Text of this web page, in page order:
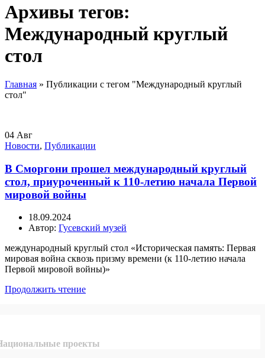
Архивы тегов:
Международный круглый
стол
Главная » Публикации с тегом "Международный круглый
стол"
04 Авг
Новости, Публикации
В Сморгони прошел международный круглый
стол, приуроченный к 110-летию начала Первой
мировой войны
18.09.2024
Автор: Гусевский музей
международный круглый стол «Историческая память: Первая
мировая война сквозь призму времени (к 110-летию начала
Первой мировой войны)»
Продолжить чтение
проекты